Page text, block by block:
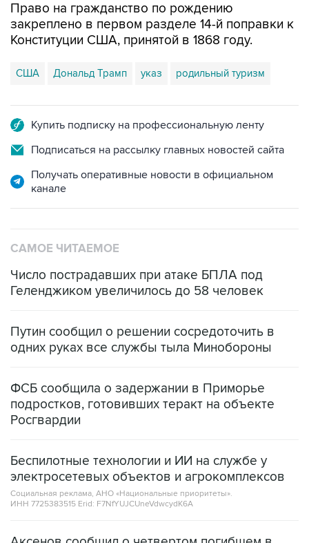
Право на гражданство по рождению
закреплено в первом разделе 14-й поправки к
Конституции США, принятой в 1868 году.
США Дональд Трамп указ родильный туризм
Купить подписку на профессиональную ленту
Подписаться на рассылку главных новостей сайта
Получать оперативные новости в официальном
канале
САМОЕ ЧИТАЕМОЕ
Число пострадавших при атаке БПЛА под
Геленджиком увеличилось до 58 человек
Путин сообщил о решении сосредоточить в
одних руках все службы тыла Минобороны
ФСБ сообщила о задержании в Приморье
подростков, готовивших теракт на объекте
Росгвардии
Беспилотные технологии и ИИ на службе у
электросетевых объектов и агрокомплексов
Социальная реклама, АНО «Национальные приоритеты».
ИНН 7725383515 Erid: F7NfYUJCUneVdwcydK6A